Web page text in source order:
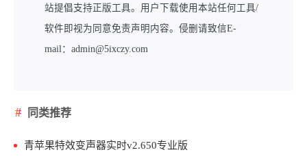
站提倡支持正版工具。用户下载使用本站任何工具/
软件即视为同意免责声明内容。侵删请致信E-
mail：admin@5ixczy.com
同类推荐
青苹果特效变声器实时v2.650专业版